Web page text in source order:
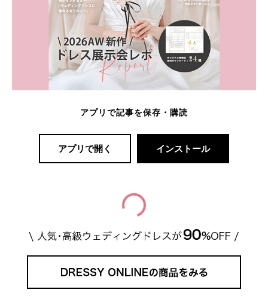
アプリで記事を保存・購読
アプリで開く インストール